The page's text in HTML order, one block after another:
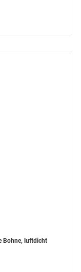
Bohne, luftdicht